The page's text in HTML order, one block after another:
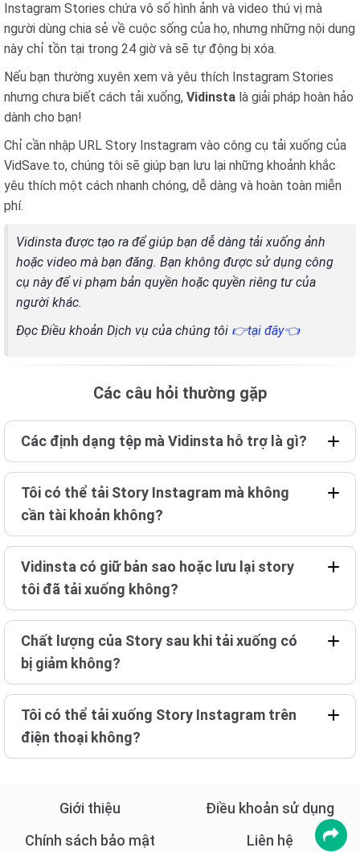
Instagram Stories chứa vô số hình ảnh và video thú vị mà
người dùng chia sẻ về cuộc sống của họ, nhưng những nội dung
này chỉ tồn tại trong 24 giờ và sẽ tự động bị xóa.
Nếu bạn thường xuyên xem và yêu thích Instagram Stories
nhưng chưa biết cách tải xuống, Vidinsta là giải pháp hoàn hảo
dành cho bạn!
Chỉ cần nhập URL Story Instagram vào công cụ tải xuống của
VidSave.to, chúng tôi sẽ giúp bạn lưu lại những khoảnh khắc
yêu thích một cách nhanh chóng, dễ dàng và hoàn toàn miễn
phí.
Vidinsta được tạo ra để giúp bạn dễ dàng tải xuống ảnh
hoặc video mà bạn đăng. Bạn không được sử dụng công
cụ này để vi phạm bản quyền hoặc quyền riêng tư của
người khác.
Đọc Điều khoản Dịch vụ của chúng tôi 👉tại đây👈
Các câu hỏi thường gặp
Các định dạng tệp mà Vidinsta hỗ trợ là gì?
Tôi có thể tải Story Instagram mà không
cần tài khoản không?
Vidinsta có giữ bản sao hoặc lưu lại story
tôi đã tải xuống không?
Chất lượng của Story sau khi tải xuống có
bị giảm không?
Tôi có thể tải xuống Story Instagram trên
điện thoại không?
Giới thiệu
Điều khoản sử dụng
Chính sách bảo mật
Liên hệ